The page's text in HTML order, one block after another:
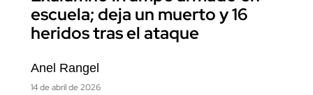
escuela; deja un muerto y 16
heridos tras el ataque
Anel Rangel
14 de abril de 2026